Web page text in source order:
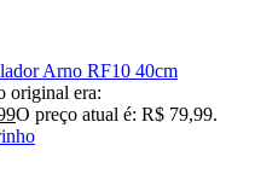
Arno RF10 40cm
original era:
O preço atual é: R$ 79,99.